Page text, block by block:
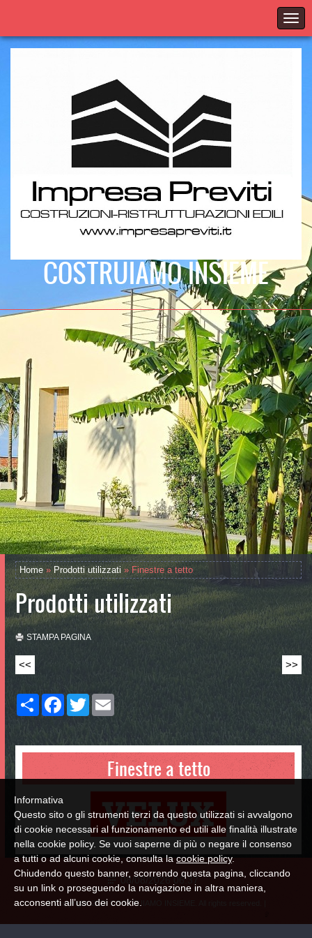
COSTRUIAMO INSIEME
Home » Prodotti utilizzati » Finestre a tetto
Prodotti utilizzati
STAMPA PAGINA
<< >>
Share Facebook
Twitter
Finestre a tetto
08/08/2026 06:37
© Copyright 2026 COSTRUIAMO INSIEME. All rights reserved. |
Informativa
Questo sito o gli strumenti terzi da questo utilizzati si avvalgono
di cookie necessari al funzionamento ed utili alle finalità illustrate
nella cookie policy. Se vuoi saperne di più o negare il consenso
a tutti o ad alcuni cookie, consulta la cookie policy.
Chiudendo questo banner, scorrendo questa pagina, cliccando
su un link o proseguendo la navigazione in altra maniera,
acconsenti all’uso dei cookie.